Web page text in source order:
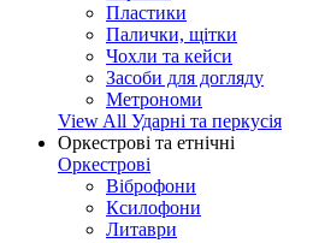
Пластики
Палички, щітки
Чохли та кейси
Засоби для догляду
Метрономи
View All Ударні та перкусія
Оркестрові та етнічні
Оркестрові
Віброфони
Ксилофони
Литаври